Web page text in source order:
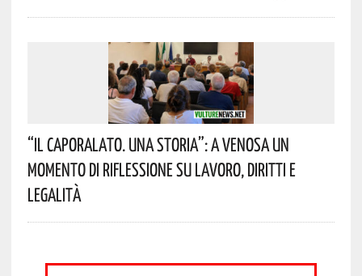
“Il Caporalato. Una Storia”: A Venosa Un
Momento Di Riflessione Su Lavoro, Diritti E
Legalità